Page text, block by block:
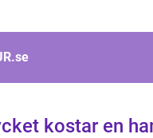
se
kostar en